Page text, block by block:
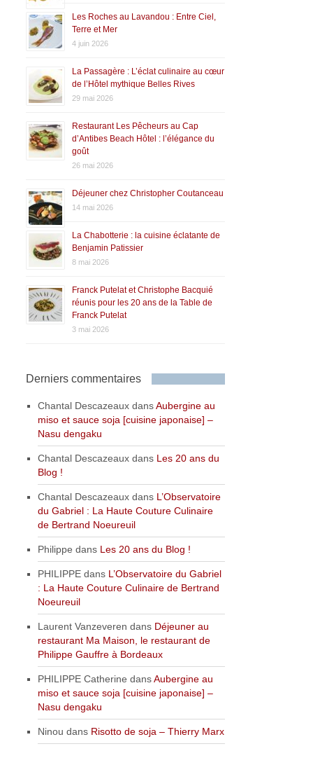
Les Roches au Lavandou : Entre Ciel,
Terre et Mer
4 juin 2026
La Passagère : L’éclat culinaire au cœur
de l’Hôtel mythique Belles Rives
29 mai 2026
Restaurant Les Pêcheurs au Cap
d’Antibes Beach Hôtel : l’élégance du
goût
26 mai 2026
Déjeuner chez Christopher Coutanceau
14 mai 2026
La Chabotterie : la cuisine éclatante de
Benjamin Patissier
8 mai 2026
Franck Putelat et Christophe Bacquié
réunis pour les 20 ans de la Table de
Franck Putelat
3 mai 2026
Derniers commentaires
Chantal Descazeaux dansAubergine au
miso et sauce soja [cuisine japonaise] –
Nasu dengaku
Chantal Descazeaux dans Les 20 ans du
Blog !
Chantal Descazeaux dans L’Observatoire
du Gabriel : La Haute Couture Culinaire
de Bertrand Noeureuil
Philippe dans Les 20 ans du Blog !
PHILIPPE dans L’Observatoire du Gabriel
: La Haute Couture Culinaire de Bertrand
Noeureuil
Laurent Vanzeveren dans Déjeuner au
restaurant Ma Maison, le restaurant de
Philippe Gauffre à Bordeaux
PHILIPPE Catherine dansAubergine au
miso et sauce soja [cuisine japonaise] –
Nasu dengaku
Ninou dans Risotto de soja – Thierry Marx